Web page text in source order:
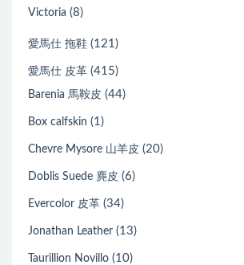
Victoria (8)
愛馬仕 拖鞋 (121)
愛馬仕 皮革 (415)
Barenia 馬鞍皮 (44)
Box calfskin (1)
Chevre Mysore 山羊皮 (20)
Doblis Suede 麂皮 (6)
Evercolor 皮革 (34)
Jonathan Leather (13)
Taurillion Novillo (10)